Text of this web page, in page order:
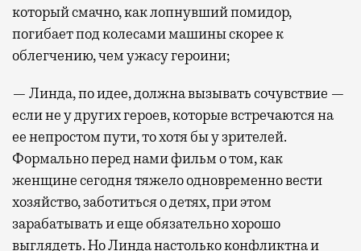
который смачно, как лопнувший помидор,
погибает под колесами машины скорее к
облегчению, чем ужасу героини;
— Линда, по идее, должна вызывать сочувствие —
если не у других героев, которые встречаются на
ее непростом пути, то хотя бы у зрителей.
Формально перед нами фильм о том, как
женщине сегодня тяжело одновременно вести
хозяйство, заботиться о детях, при этом
зарабатывать и еще обязательно хорошо
выглядеть. Но Линда настолько конфликтна и